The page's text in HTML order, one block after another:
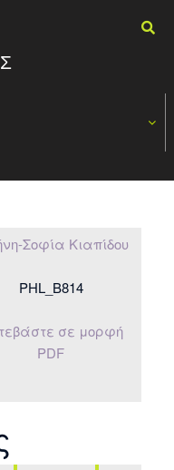
Σοφία Κιαπίδου
PHL_Β814
σε μορφή
PDF